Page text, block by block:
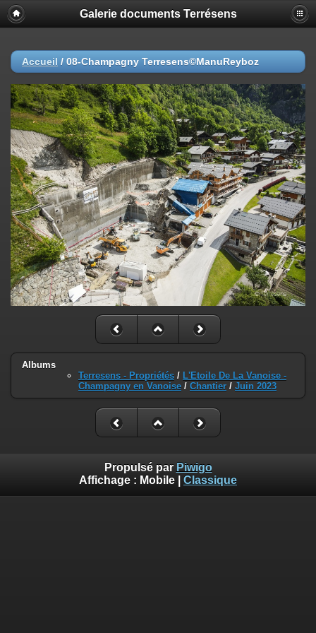
Galerie documents Terrésens
Accueil / 08-Champagny Terresens©ManuReyboz
Albums
Terresens - Propriétés / L'Etoile De La Vanoise -
Champagny en Vanoise / Chantier / Juin 2023
Propulsé par Piwigo
Affichage : Mobile Classique